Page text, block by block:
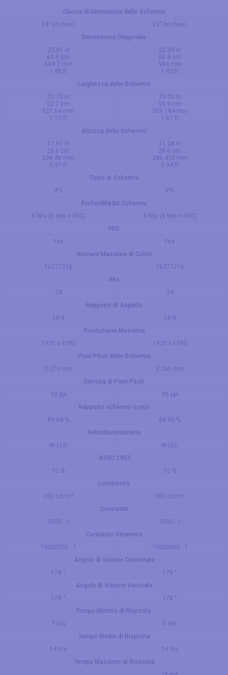
Classe di Dimensioni dello Schermo
24" (inches)
23" (inches)
Dimensione Diagonale
23.81 in
60.5 cm
604.7 mm
1.98 ft
22.99 in
58.4 cm
584 mm
1.92 ft
Larghezza dello Schermo
20.75 in
52.7 cm
527.04 mm
1.73 ft
20.05 in
50.9 cm
509.184 mm
1.67 ft
Altezza dello Schermo
11.67 in
29.6 cm
296.46 mm
0.97 ft
11.28 in
28.6 cm
286.416 mm
0.94 ft
Tippo di Schermo
IPS
IPS
Profondità bit Schermo
8 bits (6 bits + FRC)
8 bits (6 bits + FRC)
FRC
Yes
Yes
Numero Massimo di Colori
16777216
16777216
Bits
24
24
Rapporto di Aspetto
16:9
16:9
Risoluzione Massima
1920 x 1080
1920 x 1080
Pixel Pitch dello Schermo
0.275 mm
0.265 mm
Densità di Pixel Pitch
92 ppi
95 ppi
Rapporto schermo-corpo
89.64 %
88.95 %
Retroilluminazione
W-LED
W-LED
NTSC 1953
72 %
72 %
Luminosità
250 cd/m²
300 cd/m²
Contrasto
1000 : 1
1000 : 1
Contrasto Dinamico
10000000 : 1
10000000 : 1
Angolo di Visione Orizontale
178 °
178 °
Angolo di Visione Verticale
178 °
178 °
Tempo Minimo di Risposta
7 ms
5 ms
Tempo Medio di Risposta
14 ms
14 ms
Tempo Massimo di Risposta